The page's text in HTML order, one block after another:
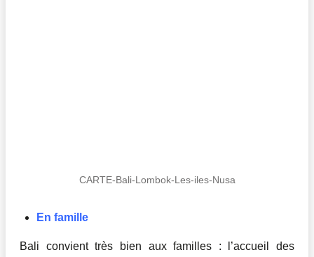
CARTE-Bali-Lombok-Les-iles-Nusa
En famille
Bali convient très bien aux familles : l’accueil des